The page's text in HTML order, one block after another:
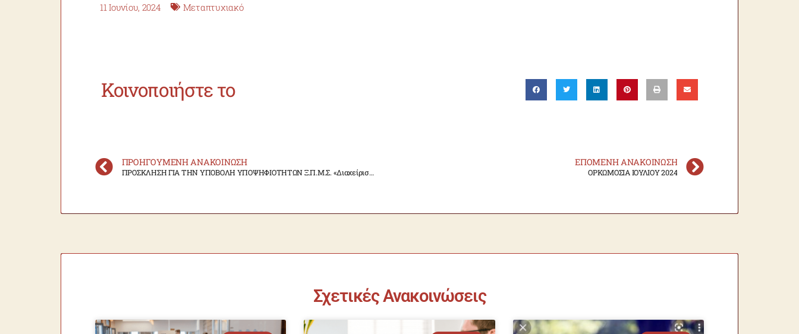
11 Ιουνίου, 2024 Μεταπτυχιακό
Κοινοποιήστε το
ΠΡΟΗΓΟΎΜΕΝΗ ΑΝΑΚΟΊΝΩΣΗ
ΠΡΟΣΚΛΗΣΗ ΓΙΑ ΤΗΝ ΥΠΟΒΟΛΗ ΥΠΟΨΗΦΙΟΤΗΤΩΝ Ξ.Π.Μ.Σ. «Διαχείριση Αγελάδων Γαλακτοπαραγωγής (MSc in Dairy Cattle Management)», για το ακαδημαϊκό έτος 2024-2025
ΕΠΌΜΕΝΗ ΑΝΑΚΟΊΝΩΣΗ
ΟΡΚΩΜΟΣΙΑ ΙΟΥΛΙΟΥ 2024
Σχετικές Ανακοινώσεις